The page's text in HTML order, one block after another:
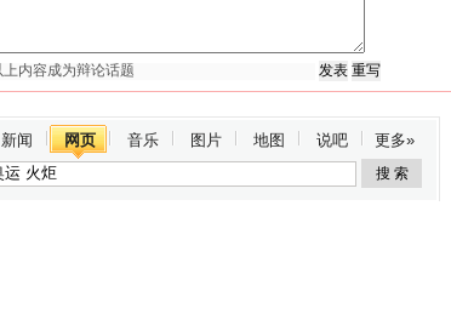
新闻 网页 音乐 图片 地图 说吧 更多»